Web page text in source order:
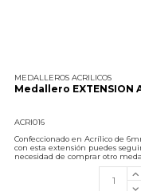
MEDALLEROS ACRILICOS
Medallero EXTENSION
ACRI016
Confeccionado en Acrílico de
con esta extensión puedes
necesidad de comprar otro